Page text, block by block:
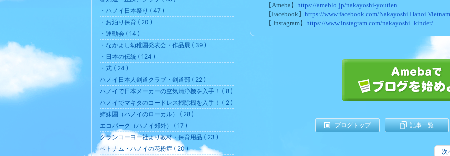
【Ameba】 https://ameblo.jp/nakayoshi-youtien
【Facebook】 https://www.facebook.com/
【 Instagram】 https://www.instagram.com/nakayoshi_kinder/
ブログトップ 記事一覧
次
・ハノイ日本祭り ( 47 )
・お泊り保育 ( 20 )
・運動会 ( 14 )
・なかよし幼稚園発表会・作品展 ( 39 )
・日本の伝統 ( 124 )
・式 ( 24 )
ハノイ日本人剣道クラブ・剣道部 ( 22 )
ハノイで日本メーカーの空気清浄機を入手！ ( 8 )
ハノイでマキタのコードレス掃除機を入手！ ( 2 )
姉妹園（ハノイのローカル） ( 28 )
エコパーク（ハノイ郊外） ( 17 )
グランコーヨー社より教材・保育用品 ( 23 )
ベトナム・ハノイの花粉症 ( 20 )